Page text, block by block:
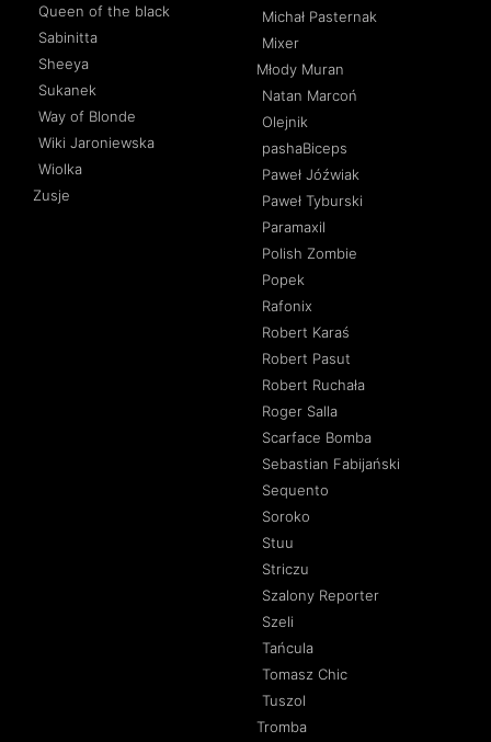
Queen of the black
Sabinitta
Sheeya
Sukanek
Way of Blonde
Wiki Jaroniewska
Wiolka
Zusje
Michał Pasternak
Mixer
Młody Muran
Natan Marcoń
Olejnik
pashaBiceps
Paweł Jóźwiak
Paweł Tyburski
Paramaxil
Polish Zombie
Popek
Rafonix
Robert Karaś
Robert Pasut
Robert Ruchała
Roger Salla
Scarface Bomba
Sebastian Fabijański
Sequento
Soroko
Stuu
Striczu
Szalony Reporter
Szeli
Tańcula
Tomasz Chic
Tuszol
Tromba